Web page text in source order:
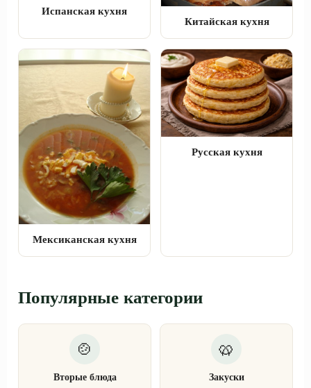
Испанская кухня
Китайская кухня
Мексиканская кухня
Русская кухня
Популярные категории
Вторые блюда Закуски